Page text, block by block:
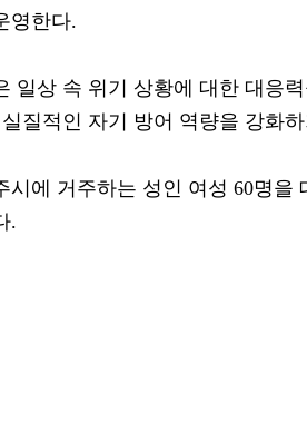
영한다.
일상 속 위기 상황에 대한 대응
질적인 자기 방어 역량을 강화
시에 거주하는 성인 여성 60명을
.